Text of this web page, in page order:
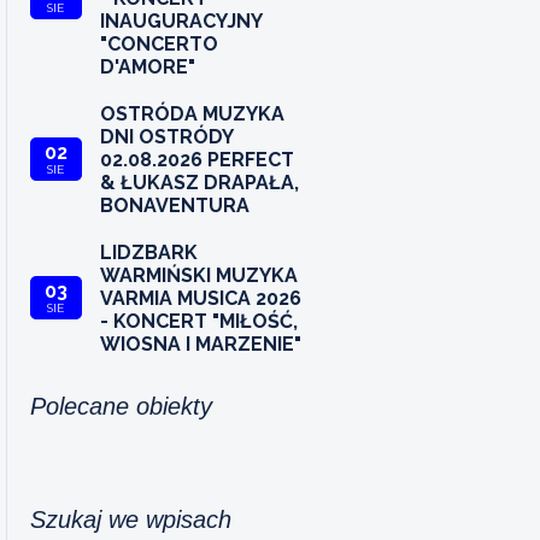
SIE
INAUGURACYJNY
"CONCERTO
D'AMORE"
02
SIE
OSTRÓDA MUZYKA
DNI OSTRÓDY
02.08.2026 PERFECT
& ŁUKASZ DRAPAŁA,
BONAVENTURA
03
SIE
LIDZBARK
WARMIŃSKI MUZYKA
VARMIA MUSICA 2026
- KONCERT "MIŁOŚĆ,
WIOSNA I MARZENIE"
Polecane obiekty
Szukaj we wpisach